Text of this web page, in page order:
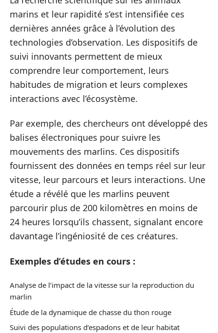
marins et leur rapidité s’est intensifiée ces
dernières années grâce à l’évolution des
technologies d’observation. Les dispositifs de
suivi innovants permettent de mieux
comprendre leur comportement, leurs
habitudes de migration et leurs complexes
interactions avec l’écosystème.
Par exemple, des chercheurs ont développé des
balises électroniques pour suivre les
mouvements des marlins. Ces dispositifs
fournissent des données en temps réel sur leur
vitesse, leur parcours et leurs interactions. Une
étude a révélé que les marlins peuvent
parcourir plus de 200 kilomètres en moins de
24 heures lorsqu’ils chassent, signalant encore
davantage l’ingéniosité de ces créatures.
Exemples d’études en cours :
Analyse de l’impact de la vitesse sur la reproduction du
marlin
Étude de la dynamique de chasse du thon rouge
Suivi des populations d’espadons et de leur habitat